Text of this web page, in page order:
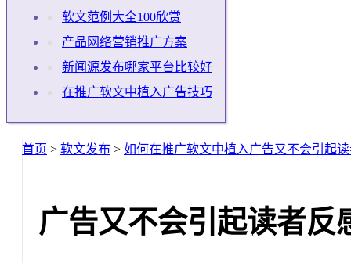
软文范例大全100欣赏
产品网络营销推广方案
新闻源发布哪家平台比较好
在推广软文中植入广告技巧
首页 > 软文发布 > 如何在推广软文中植入广告又不会引起
广告又不会引起读者反